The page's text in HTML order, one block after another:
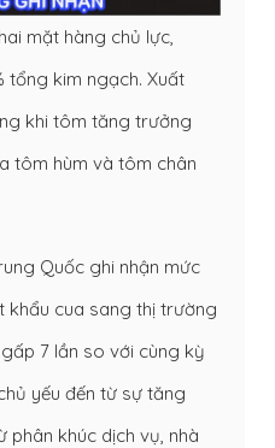
mặt hàng chủ lực,
tổng kim ngạch. Xuất
khi tôm tăng trưởng
tôm hùm và tôm chân
Quốc ghi nhận mức
khẩu cua sang thị trường
7 lần so với cùng kỳ
yếu đến từ sự tăng
phân khúc dịch vụ, nhà